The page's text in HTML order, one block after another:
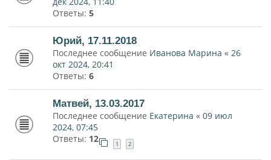
Ответы: 5
Юрий, 17.11.2018
Последнее сообщение Иванова Марина « 26
окт 2024, 20:41
Ответы: 6
Матвей, 13.03.2017
Последнее сообщение Екатерина « 09 июл
2024, 07:45
Ответы: 12 1 2